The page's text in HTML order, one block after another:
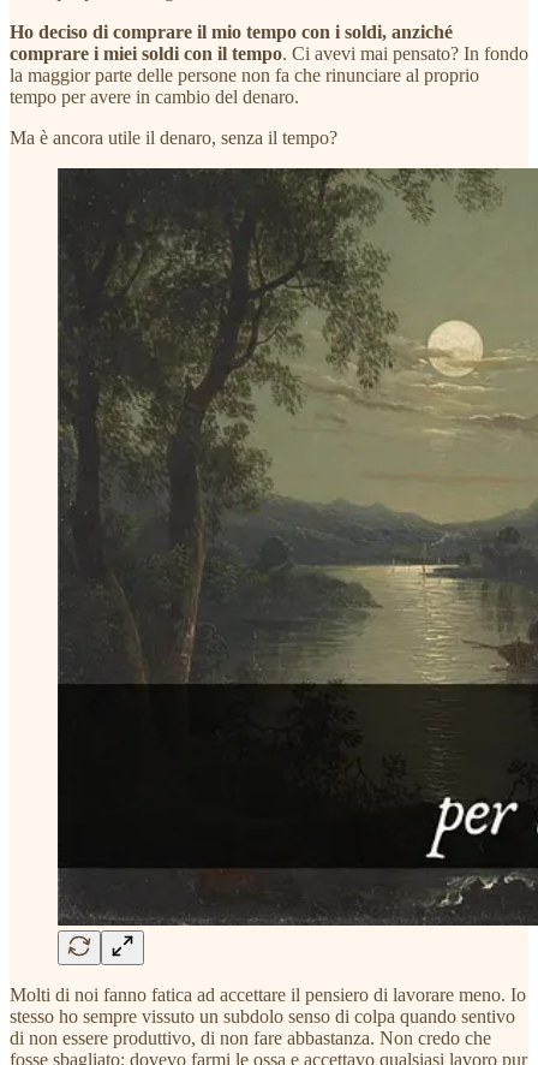
Ho deciso di comprare il mio tempo con i soldi, anziché
comprare i miei soldi con il tempo. Ci avevi mai pensato? In fondo
la maggior parte delle persone non fa che rinunciare al proprio
tempo per avere in cambio del denaro.
Ma è ancora utile il denaro, senza il tempo?
Molti di noi fanno fatica ad accettare il pensiero di lavorare meno. Io
stesso ho sempre vissuto un subdolo senso di colpa quando sentivo
di non essere produttivo, di non fare abbastanza. Non credo che
fosse sbagliato; dovevo farmi le ossa e accettavo qualsiasi lavoro pur